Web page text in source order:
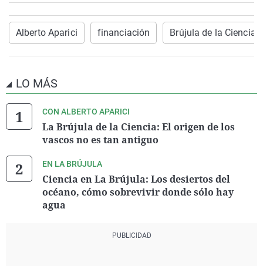
Alberto Aparici financiación Brújula de la Ciencia
LO MÁS
CON ALBERTO APARICI
La Brújula de la Ciencia: El origen de los
vascos no es tan antiguo
EN LA BRÚJULA
Ciencia en La Brújula: Los desiertos del
océano, cómo sobrevivir donde sólo hay
agua